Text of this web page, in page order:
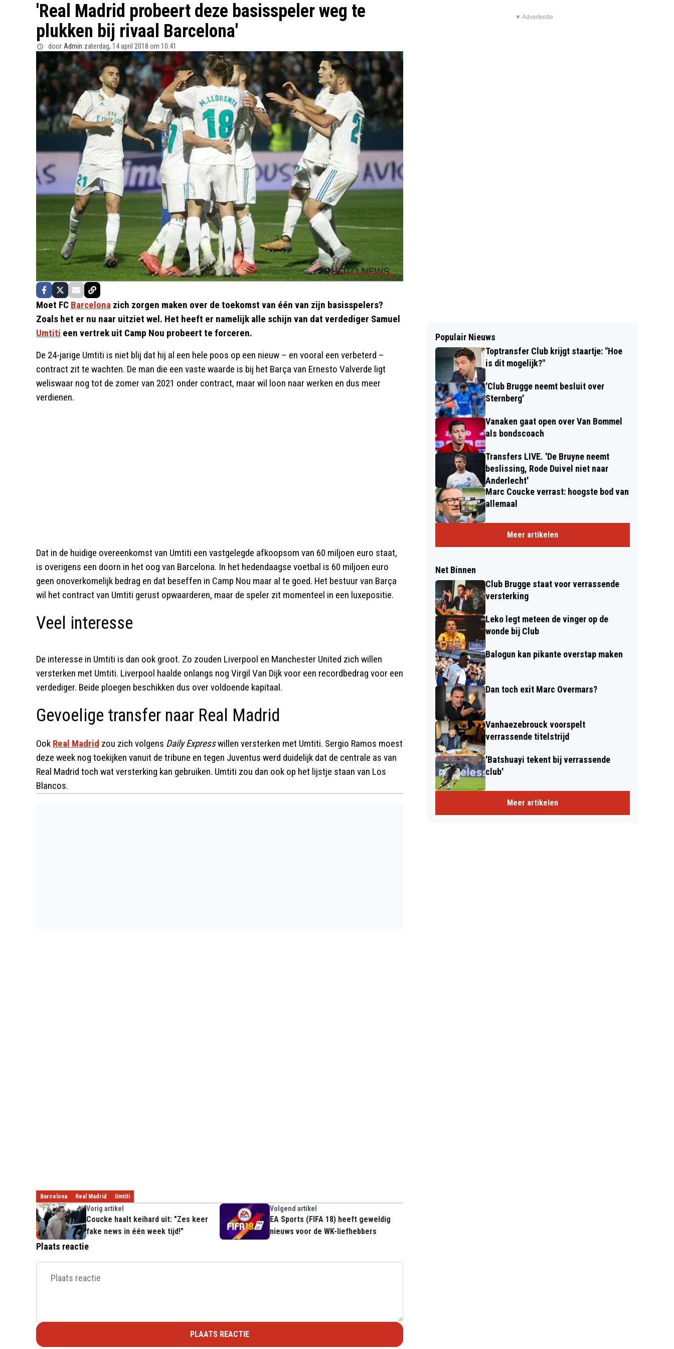
'Real Madrid probeert deze basisspeler weg te
plukken bij rivaal Barcelona'
door Admin zaterdag, 14 april 2018 om 10:41
Moet FC Barcelona zich zorgen maken over de toekomst van één van zijn basisspelers?
Zoals het er nu naar uitziet wel. Het heeft er namelijk alle schijn van dat verdediger Samuel
Umtiti een vertrek uit Camp Nou probeert te forceren.
De 24-jarige Umtiti is niet blij dat hij al een hele poos op een nieuw – en vooral een verbeterd –
contract zit te wachten. De man die een vaste waarde is bij het Barça van Ernesto Valverde ligt
weliswaar nog tot de zomer van 2021 onder contract, maar wil loon naar werken en dus meer
verdienen.
Dat in de huidige overeenkomst van Umtiti een vastgelegde afkoopsom van 60 miljoen euro staat,
is overigens een doorn in het oog van Barcelona. In het hedendaagse voetbal is 60 miljoen euro
geen onoverkomelijk bedrag en dat beseffen in Camp Nou maar al te goed. Het bestuur van Barça
wil het contract van Umtiti gerust opwaarderen, maar de speler zit momenteel in een luxepositie.
Veel interesse
De interesse in Umtiti is dan ook groot. Zo zouden Liverpool en Manchester United zich willen
versterken met Umtiti. Liverpool haalde onlangs nog Virgil Van Dijk voor een recordbedrag voor een
verdediger. Beide ploegen beschikken dus over voldoende kapitaal.
Gevoelige transfer naar Real Madrid
Ook Real Madrid zou zich volgens Daily Expresswillen versterken met Umtiti. Sergio Ramos moest
deze week nog toekijken vanuit de tribune en tegen Juventus werd duidelijk dat de centrale as van
Real Madrid toch wat versterking kan gebruiken. Umtiti zou dan ook op het lijstje staan van Los
Blancos.
Barcelona Real Madrid Umtiti
Vorig artikel
Coucke haalt keihard uit: "Zes keer
fake news in één week tijd!"
Volgend artikel
EA Sports (FIFA 18) heeft geweldig
nieuws voor de WK-liefhebbers
Plaats reactie
PLAATS REACTIE
▼ Advertentie
Populair Nieuws
Toptransfer Club krijgt staartje: "Hoe
is dit mogelijk?"
'Club Brugge neemt besluit over
Sternberg'
Vanaken gaat open over Van Bommel
als bondscoach
Transfers LIVE. 'De Bruyne neemt
beslissing, Rode Duivel niet naar
Anderlecht'
Marc Coucke verrast: hoogste bod van
allemaal
Meer artikelen
Net Binnen
Club Brugge staat voor verrassende
versterking
Leko legt meteen de vinger op de
wonde bij Club
Balogun kan pikante overstap maken
Dan toch exit Marc Overmars?
Vanhaezebrouck voorspelt
verrassende titelstrijd
'Batshuayi tekent bij verrassende
club'
Meer artikelen